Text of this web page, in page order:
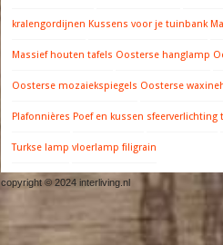
kralengordijnen Kussens voor je tuinbank
Massief houten tafels Oosterse hanglamp
Oosterse mozaiekspiegels Oosterse
Plafonnières Poef en kussen sfeerverlichting
Turkse lamp vloerlamp filigrain
copyright © 2024 interliving.nl